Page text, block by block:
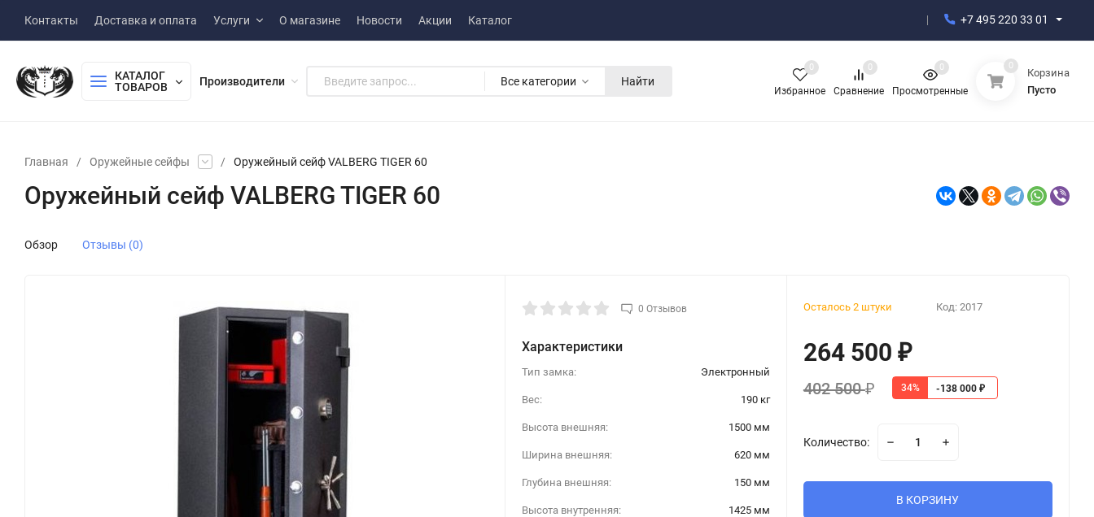
Контакты Доставка и оплата Услуги О магазине Новости Акции Каталог +7 495 220 33 01
КАТАЛОГ
ТОВАРОВ
Производители Все категории Найти
Избранное
0
Сравнение
0
Просмотренные
0 0
Корзина
Пусто
Главная / Оружейные сейфы / Оружейный сейф VALBERG TIGER 60
Оружейный сейф VALBERG TIGER 60
Обзор Отзывы (0)
0 Отзывов
Характеристики
Тип замка: Электронный
Вес: 190 кг
Высота внешняя: 1500 мм
Ширина внешняя: 620 мм
Глубина внешняя: 150 мм
Высота внутренняя: 1425 мм
Осталось 2 штуки Код: 2017
264 500 ₽
402 500₽ 34% -138 000 ₽
Количество:
В КОРЗИНУ